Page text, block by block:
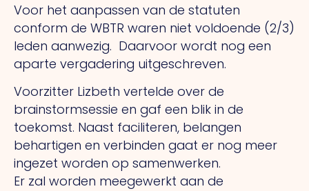
Voor het aanpassen van de statuten
conform de WBTR waren niet voldoende (2/3)
leden aanwezig. Daarvoor wordt nog een
aparte vergadering uitgeschreven.
Voorzitter Lizbeth vertelde over de
brainstormsessie en gaf een blik in de
toekomst. Naast faciliteren, belangen
behartigen en verbinden gaat er nog meer
ingezet worden op samenwerken.
Er zal worden meegewerkt aan de